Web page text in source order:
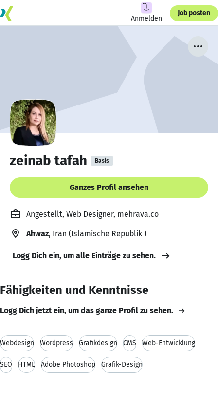
Anmelden
Job posten
zeinab tafah Basis
Ganzes Profil ansehen
Angestellt, Web Designer, mehrava.co
Ahwaz, Iran (Islamische Republik )
Logg Dich ein, um alle Einträge zu sehen.
Fähigkeiten und Kenntnisse
Logg Dich jetzt ein, um das ganze Profil zu sehen.
Webdesign Wordpress Grafikdesign CMS Web-Entwicklung
SEO HTML Adobe Photoshop Grafik-Design